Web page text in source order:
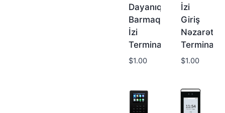
Dayanıqlı
Barmaq
İzi
Terminalı
$1.00
İzi
Giriş
Nəzarət
Terminalı
$1.00